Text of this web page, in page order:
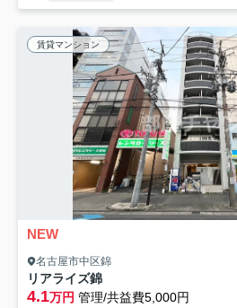
賃貸マンション
NEW
名古屋市中区錦
リアライズ錦
4.1万円 管理/共益費5,000円